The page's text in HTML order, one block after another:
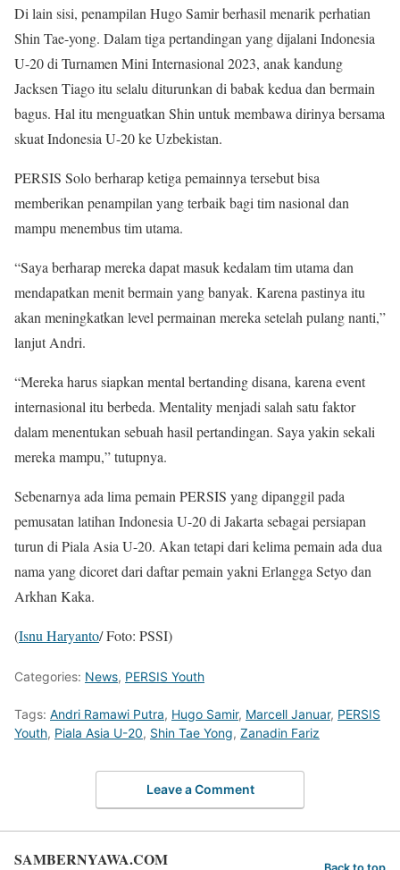
Di lain sisi, penampilan Hugo Samir berhasil menarik perhatian
Shin Tae-yong. Dalam tiga pertandingan yang dijalani Indonesia
U-20 di Turnamen Mini Internasional 2023, anak kandung
Jacksen Tiago itu selalu diturunkan di babak kedua dan bermain
bagus. Hal itu menguatkan Shin untuk membawa dirinya bersama
skuat Indonesia U-20 ke Uzbekistan.
PERSIS Solo berharap ketiga pemainnya tersebut bisa
memberikan penampilan yang terbaik bagi tim nasional dan
mampu menembus tim utama.
“Saya berharap mereka dapat masuk kedalam tim utama dan
mendapatkan menit bermain yang banyak. Karena pastinya itu
akan meningkatkan level permainan mereka setelah pulang nanti,”
lanjut Andri.
“Mereka harus siapkan mental bertanding disana, karena event
internasional itu berbeda. Mentality menjadi salah satu faktor
dalam menentukan sebuah hasil pertandingan. Saya yakin sekali
mereka mampu,” tutupnya.
Sebenarnya ada lima pemain PERSIS yang dipanggil pada
pemusatan latihan Indonesia U-20 di Jakarta sebagai persiapan
turun di Piala Asia U-20. Akan tetapi dari kelima pemain ada dua
nama yang dicoret dari daftar pemain yakni Erlangga Setyo dan
Arkhan Kaka.
(Isnu Haryanto/ Foto: PSSI)
Categories: News, PERSIS Youth
Tags: Andri Ramawi Putra, Hugo Samir, Marcell Januar, PERSIS
Youth, Piala Asia U-20, Shin Tae Yong, Zanadin Fariz
Leave a Comment
SAMBERNYAWA.COM